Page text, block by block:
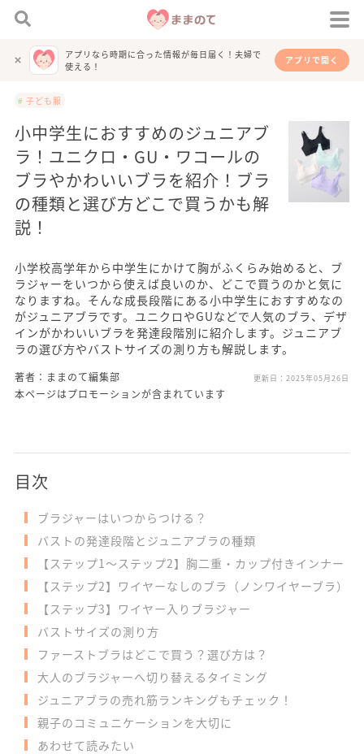
アプリなら時期に合った情報が毎日届く！夫婦で
使える！
アプリで開く
# 子ども服
小中学生におすすめのジュニアブ
ラ！ユニクロ・GU・ワコールの
ブラやかわいいブラを紹介！ブラ
の種類と選び方どこで買うかも解
説！
小学校高学年から中学生にかけて胸がふくらみ始めると、ブ
ラジャーをいつから使えば良いのか、どこで買うのかと気に
なりますね。そんな成長段階にある小中学生におすすめなの
がジュニアブラです。ユニクロやGUなどで人気のブラ、デザ
インがかわいいブラを発達段階別に紹介します。ジュニアブ
ラの選び方やバストサイズの測り方も解説します。
著者：ままのて編集部 更新日： 2025年05月26日
本ページはプロモーションが含まれています
目次
ブラジャーはいつからつける？
バストの発達段階とジュニアブラの種類
【ステップ1～ステップ2】胸二重・カップ付きインナー
【ステップ2】ワイヤーなしのブラ（ノンワイヤーブラ）
【ステップ3】ワイヤー入りブラジャー
バストサイズの測り方
ファーストブラはどこで買う？選び方は？
大人のブラジャーへ切り替えるタイミング
ジュニアブラの売れ筋ランキングもチェック！
親子のコミュニケーションを大切に
あわせて読みたい